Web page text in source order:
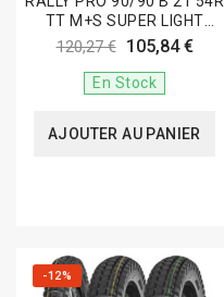
TT M+S SUPER LIGHT
GREEN
120,27 € 105,84 €
En Stock
AJOUTER AU PANIER
-12%